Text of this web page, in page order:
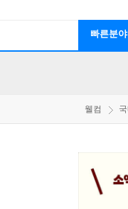
빠른분야
웰컴